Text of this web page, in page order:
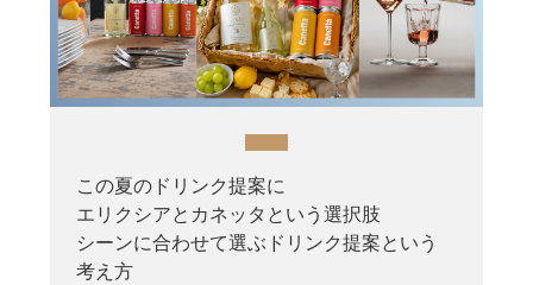
この夏のドリンク提案に
エリクシアとカネッタという選択肢
シーンに合わせて選ぶドリンク提案という
考え方